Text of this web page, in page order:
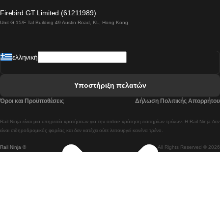
Βουδαπέστη προς Πράγα Tρένο
Λισαβόνα προς Λάγος Tρένο
Λισαβόνα προς Μαδρίτη Τρένα
Firebird GT Limited (61211989)
Unit G 15/F Tal Building 49 Austin Road, KL, Hong Kong
Rail Ninja ® All Rights Reserved © 2026
Rail Ninja είναι μια υπηρεσία κρατήσεων για την online κράτηση εισιτηρίων τρένων. Η Rail Ninja δεν
είναι σιδηροδρομικός φορέας και δεν κατέχει ούτε λειτουργεί κανένα τρένο.
ελληνική
Υποστήριξη πελατών
Όροι και Προϋποθέσεις Δήλωση Πολιτικής Απορρήτου